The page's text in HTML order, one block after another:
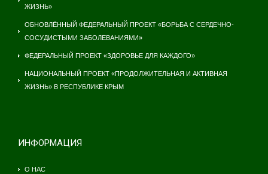
ЖИЗНЬ»
ОБНОВЛЁННЫЙ ФЕДЕРАЛЬНЫЙ ПРОЕКТ «БОРЬБА С СЕРДЕЧНО-
СОСУДИСТЫМИ ЗАБОЛЕВАНИЯМИ»
ФЕДЕРАЛЬНЫЙ ПРОЕКТ «ЗДОРОВЬЕ ДЛЯ КАЖДОГО»
НАЦИОНАЛЬНЫЙ ПРОЕКТ «ПРОДОЛЖИТЕЛЬНАЯ И АКТИВНАЯ
ЖИЗНЬ» В РЕСПУБЛИКЕ КРЫМ
ИНФОРМАЦИЯ
О НАС